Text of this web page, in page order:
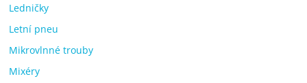
Ledničky
Letní pneu
Mikrovlnné trouby
Mixéry